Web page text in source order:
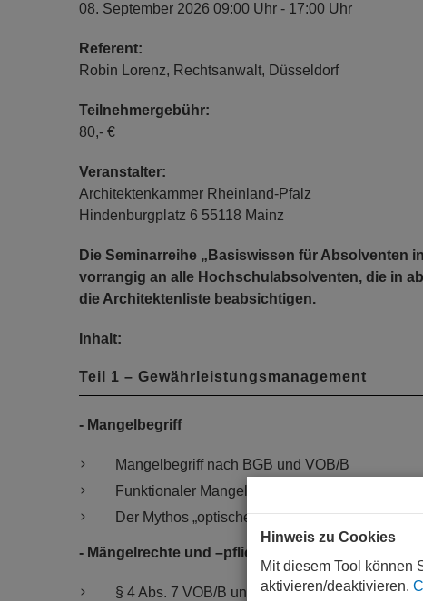
08. September 2026 09:00 Uhr - 17:00 Uhr
Referent:
Robin Lorenz, Rechtsanwalt, Düsseldorf
Teilnehmergebühr:
80,- €
Veranstalter:
Architektenkammer Rheinland-Pfalz
Hindenburgplatz 6 55118 Mainz
Die Seminarreihe „Basiswissen für Absolventen
vorrangig an alle Hochschulabsolventen, die in
die Architektenliste beabsichtigen.
Inhalt:
Teil 1 – Gewährleistungsmanagement
- Mangelbegriff
Mangelbegriff nach BGB und VOB/B
Funktionaler Mangelbegriff
Der Mythos „optischer Mangel“
- Mängelrechte und –pflichten vor und nach der
§ 4 Abs. 7 VOB/B und § 13 Abs. 5 VOB/B
Hinweis zu Cookies
Mit diesem Tool können
aktivieren/deaktivieren.